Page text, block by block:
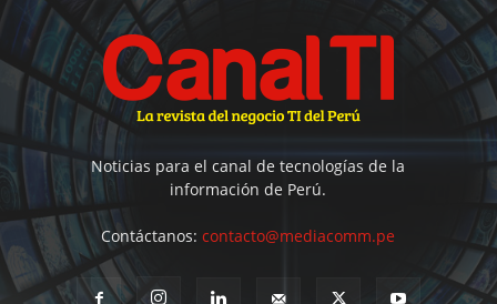
Noticias para el canal de tecnologías de la
información de Perú.
Contáctanos:contacto@mediacomm.pe